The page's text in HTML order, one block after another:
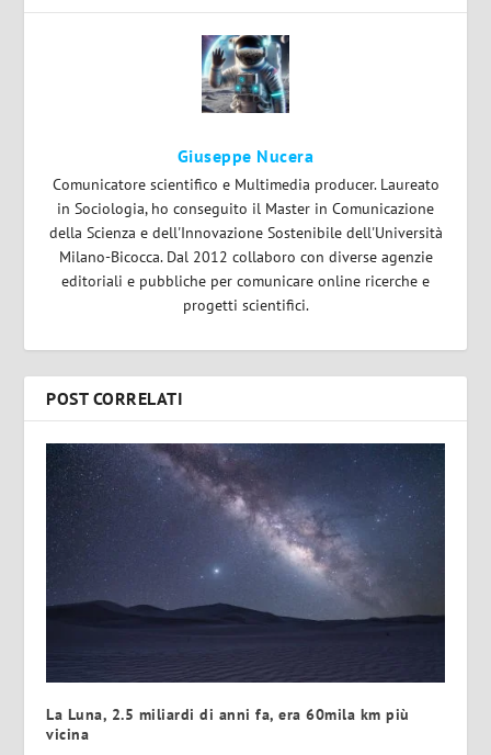
Giuseppe Nucera
Comunicatore scientifico e Multimedia producer. Laureato
in Sociologia, ho conseguito il Master in Comunicazione
della Scienza e dell'Innovazione Sostenibile dell'Università
Milano-Bicocca. Dal 2012 collaboro con diverse agenzie
editoriali e pubbliche per comunicare online ricerche e
progetti scientifici.
POST CORRELATI
La Luna, 2.5 miliardi di anni fa, era 60mila km più
vicina